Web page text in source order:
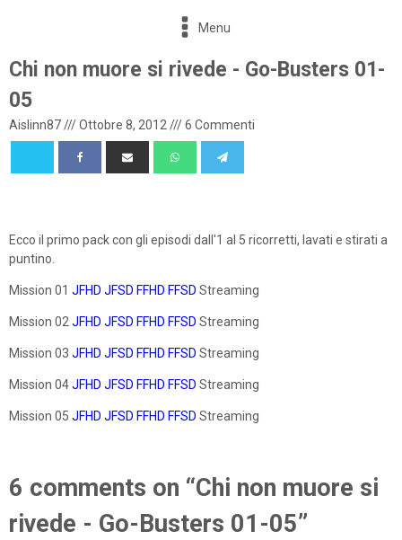
Menu
Chi non muore si rivede - Go-Busters 01-
05
Aislinn87///Ottobre 8, 2012 ///6 Commenti
Ecco il primo pack con gli episodi dall'1 al 5 ricorretti, lavati e stirati a
puntino.
Mission 01 JFHD JFSD FFHD FFSD Streaming
Mission 02 JFHD JFSD FFHD FFSD Streaming
Mission 03 JFHD JFSD FFHD FFSD Streaming
Mission 04JFHD JFSD FFHD FFSD Streaming
Mission 05 JFHD JFSD FFHD FFSD Streaming
6 comments on “Chi non muore si
rivede - Go-Busters 01-05”